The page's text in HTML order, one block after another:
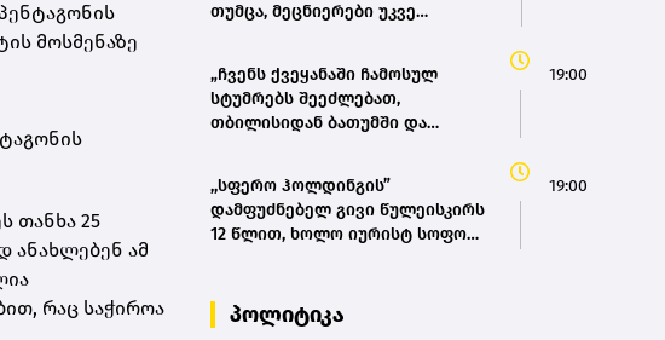
მოსმენაზე
თანხა 25
ანახლებენ ამ
რაც საჭიროა
თუმცა, მეცნიერები უკვე
„ჩვენს ქვეყანაში ჩამოსულ
სტუმრებს შეეძლებათ,
თბილისიდან ბათუმში და
შეუწყობს შიდა ტურიზმს,
საერთაშორისო ტურიზმს, ასევე
შიდა მობილობის გაუმჯობესებას
19:00
,,სფერო ჰოლდინგის”
დამფუძნებელ გივი წულეისკირს
12 წლით, ხოლო იურისტ სოფო
19:00
პოლიტიკა